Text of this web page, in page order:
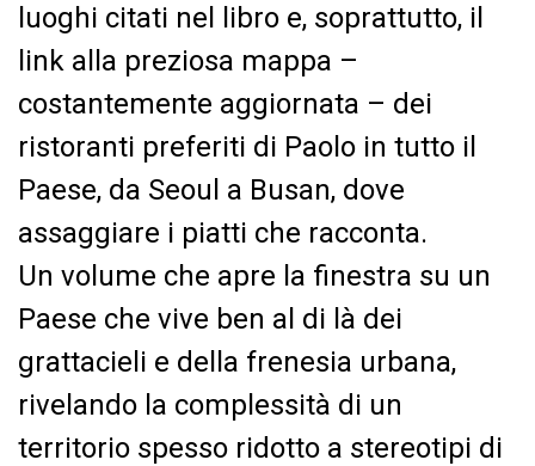
luoghi citati nel libro e, soprattutto, il
link alla preziosa mappa –
costantemente aggiornata – dei
ristoranti preferiti di Paolo in tutto il
Paese, da Seoul a Busan, dove
assaggiare i piatti che racconta.
Un volume che apre la finestra su un
Paese che vive ben al di là dei
grattacieli e della frenesia urbana,
rivelando la complessità di un
territorio spesso ridotto a stereotipi di